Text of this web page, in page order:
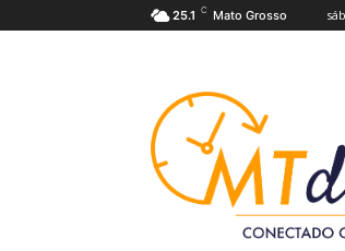
25.1 C Mato Grosso